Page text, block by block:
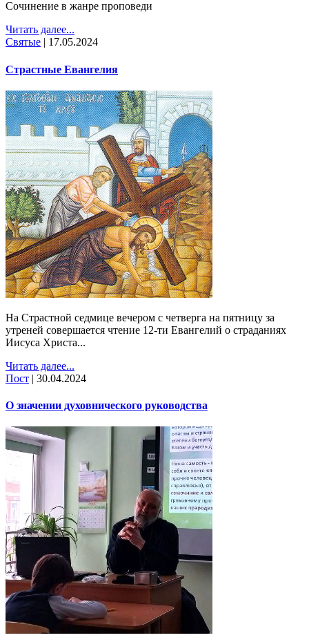
Сочинение в жанре проповеди
Читать далее...
Святые | 17.05.2024
Страстные Евангелия
На Страстной седмице вечером с четверга на пятницу за
утреней совершается чтение 12-ти Евангелий о страданиях
Иисуса Христа...
Читать далее...
Пост | 30.04.2024
О значении духовнического руководства